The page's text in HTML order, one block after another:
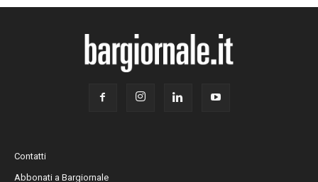
Contatti
Abbonati a Bargiornale